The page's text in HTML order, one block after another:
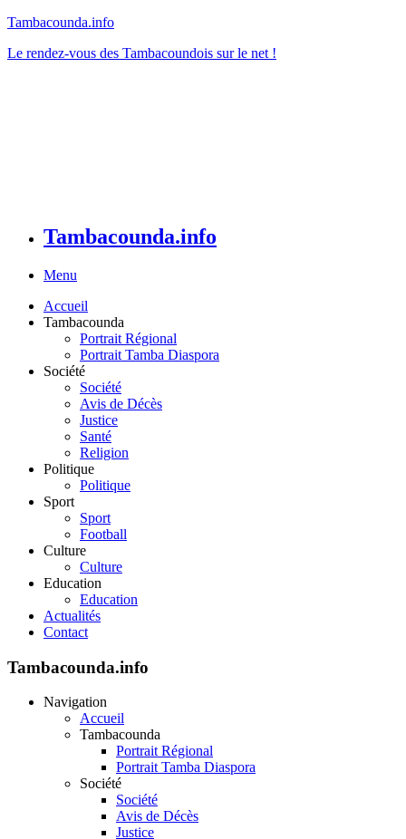
Tambacounda.info
Le rendez-vous des Tambacoundois sur le net !
Tambacounda.info
Menu
Accueil
Tambacounda
Portrait Régional
Portrait Tamba Diaspora
Société
Société
Avis de Décès
Justice
Santé
Religion
Politique
Politique
Sport
Sport
Football
Culture
Culture
Education
Education
Actualités
Contact
Tambacounda.info
Navigation
Accueil
Tambacounda
Portrait Régional
Portrait Tamba Diaspora
Société
Société
Avis de Décès
Justice